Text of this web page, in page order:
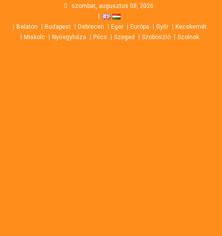
content
szombat, augusztus 08, 2026
Balaton Budapest Debrecen Eger Európa Győr
Kecskemét
Miskolc
Nyíregyháza Pécs Szeged Szoboszló Szolnok